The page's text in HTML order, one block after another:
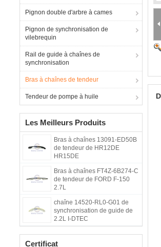
Pignon double d'arbre à cames
Pignon de synchronisation de
vilebrequin
Rail de guide à chaînes de
synchronisation
Bras à chaînes de tendeur
Tendeur de pompe à huile
Les Meilleurs Produits
Bras à chaînes 13091-ED50B
de tendeur de HR12DE
HR15DE
Bras à chaînes FT4Z-6B274-C
de tendeur de FORD F-150
2.7L
chaîne 14520-RL0-G01 de
synchronisation de guide de
2.2L I-DTEC
Certificat